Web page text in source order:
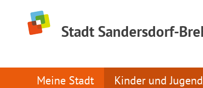
Stadt Sandersdorf-
Meine Stadt Kinder und Jugend